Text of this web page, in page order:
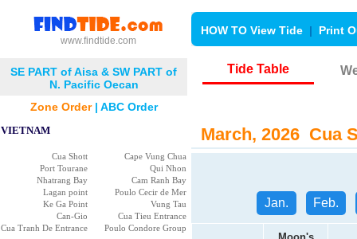
www.findtide.com
HOW TO View Tide | Print
SE PART of Aisa & SW PART of
N. Pacific Oecan
Zone Order| ABC Order
VIETNAM
Cua Shott
Cape Vung Chua
Port Tourane
Qui Nhon
Nhatrang Bay
Cam Ranh Bay
Lagan point
Poulo Cecir de Mer
Ke Ga Point
Vung Tau
Can-Gio
Cua Tieu Entrance
Cua Tranh De Entrance
Poulo Condore Group
Tide Table
March, 2026 Cua
Jan. Feb.